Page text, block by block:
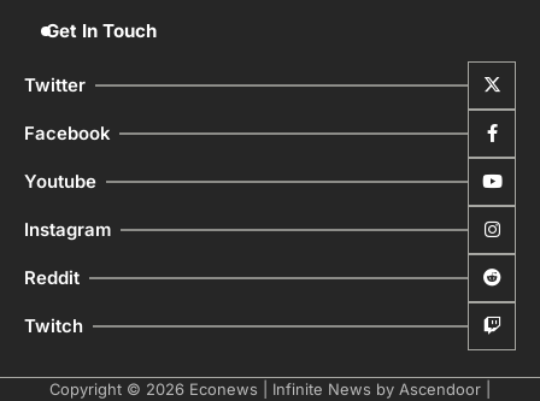
Get In Touch
Twitter
Facebook
Youtube
Instagram
Reddit
Twitch
Copyright © 2026 Econews | Infinite News by Ascendoor